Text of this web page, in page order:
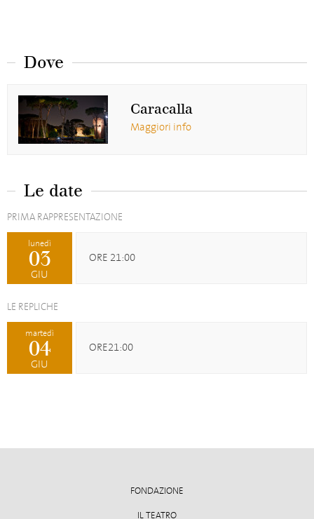
Dove
Caracalla
Maggiori info
Le date
PRIMA RAPPRESENTAZIONE
lunedì
03
GIU
ORE 21:00
LE REPLICHE
martedì
04
GIU
ORE21:00
FONDAZIONE
IL TEATRO